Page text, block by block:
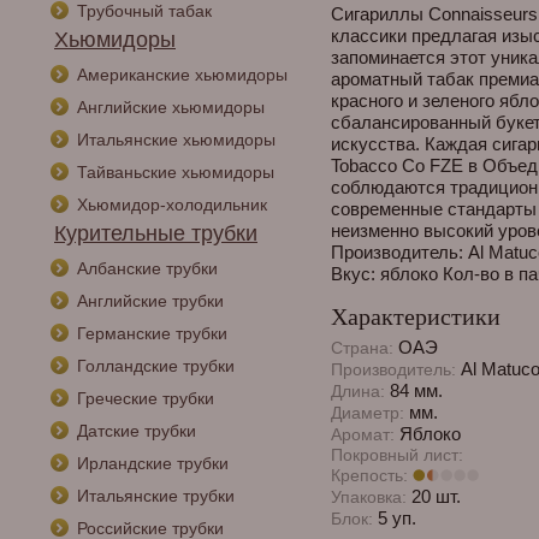
Трубочный табак
Хьюмидоры
Американские хьюмидоры
Английские хьюмидоры
Итальянские хьюмидоры
Тайваньские хьюмидоры
Хьюмидор-холодильник
Курительные трубки
Албанские трубки
Английские трубки
Германские трубки
Голландские трубки
Греческие трубки
Датские трубки
Ирландские трубки
Итальянские трубки
Российские трубки
Сигариллы
классики предлагая
запоминается этот
ароматный табак
красного и зеленого
сбалансированный
искусства. Каждая
Tobacco Co FZE в
соблюдаются
современные стандарты
неизменно высокий
Производитель: Al
Вкус: яблоко Кол-во в
Характеристики
Страна: ОАЭ
Производитель: Al
Длина: 84 мм.
Диаметр: мм.
Аромат: Яблоко
Покровный лист:
Крепость:
Упаковка: 20 шт.
Блок: 5 уп.